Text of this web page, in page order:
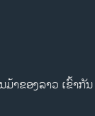
າວ
ມ້າຂອງລາວ ເຂົ້າກັ